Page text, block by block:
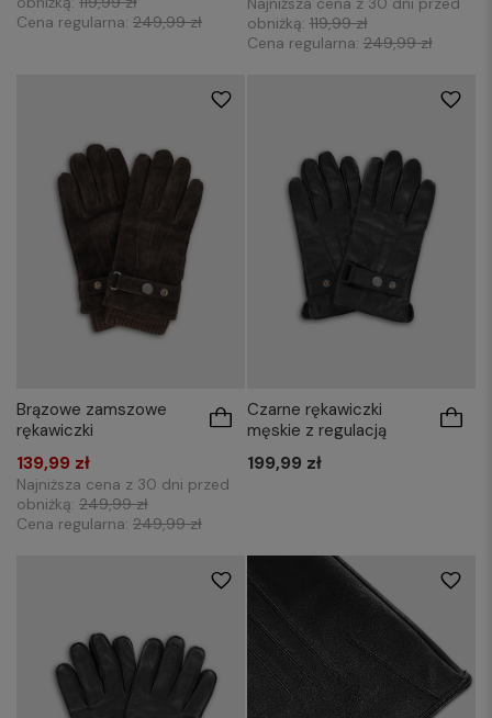
Cena regularna: 249,99 zł
obniżką:119,99 zł
Cena regularna:249,99 zł
Brązowe zamszowe
rękawiczki
139,99 zł
Najniższa cena z 30 dni przed
obniżką: 249,99 zł
Cena regularna: 249,99 zł
Czarne rękawiczki
męskie z regulacją
199,99 zł